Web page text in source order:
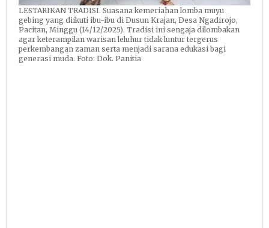
LESTARIKAN TRADISI. Suasana kemeriahan lomba muyu
gebing yang diikuti ibu-ibu di Dusun Krajan, Desa Ngadirojo,
Pacitan, Minggu (14/12/2025). Tradisi ini sengaja dilombakan
agar keterampilan warisan leluhur tidak luntur tergerus
perkembangan zaman serta menjadi sarana edukasi bagi
generasi muda. Foto: Dok. Panitia